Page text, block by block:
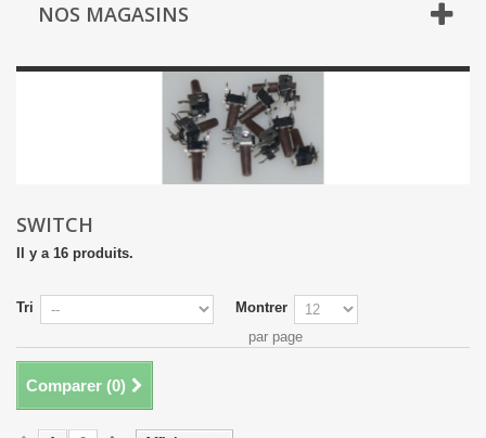
NOS MAGASINS
SWITCH
Il y a 16 produits.
Tri
Montrer
par page
Comparer (0)